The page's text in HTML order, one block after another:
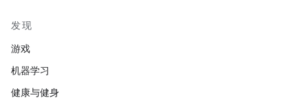
发现
游戏
机器学习
健康与健身